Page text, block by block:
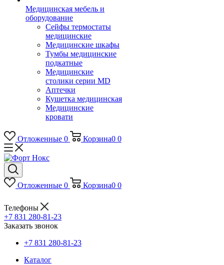
Медицинская мебель и
оборудование
Сейфы термостаты
медицинские
Медицинские шкафы
Тумбы медицинские
подкатные
Медицинские
столики серии MD
Аптечки
Кушетка медицинская
Медицинские
кровати
Отложенные 0 Корзина0 0
Отложенные 0 Корзина0 0
Телефоны
+7 831 280-81-23
Заказать звонок
+7 831 280-81-23
Каталог